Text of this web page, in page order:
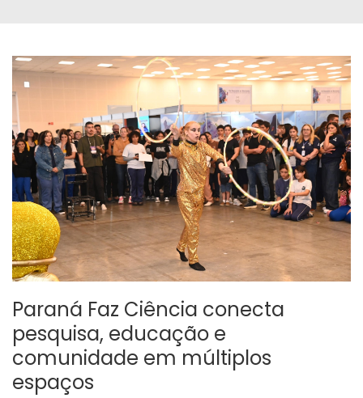
Paraná Faz Ciência conecta
pesquisa, educação e
comunidade em múltiplos
espaços